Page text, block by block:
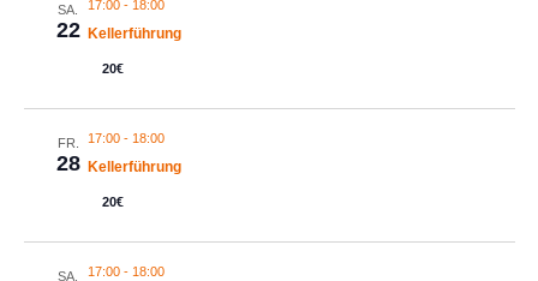
SA.
22
17:00- 18:00
Kellerführung
20€
FR.
28
17:00- 18:00
Kellerführung
20€
SA. 17:00- 18:00